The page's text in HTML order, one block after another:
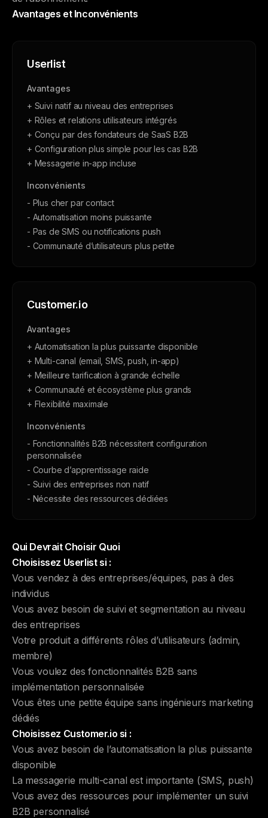
Avantages et Inconvénients
Userlist
Avantages
+ Suivi natif au niveau des entreprises
+ Rôles et relations utilisateurs intégrés
+ Conçu par des fondateurs de SaaS B2B
+ Configuration plus simple pour les cas B2B
+ Messagerie in-app incluse
Inconvénients
- Plus cher par contact
- Automatisation moins puissante
- Pas de SMS ou notifications push
- Communauté d’utilisateurs plus petite
Customer.io
Avantages
+ Automatisation la plus puissante disponible
+ Multi-canal (email, SMS, push, in-app)
+ Meilleure tarification à grande échelle
+ Communauté et écosystème plus grands
+ Flexibilité maximale
Inconvénients
- Fonctionnalités B2B nécessitent configuration
personnalisée
- Courbe d’apprentissage raide
- Suivi des entreprises non natif
- Nécessite des ressources dédiées
Qui Devrait Choisir Quoi
Choisissez Userlist si :
Vous vendez à des entreprises/équipes, pas à des
individus
Vous avez besoin de suivi et segmentation au niveau
des entreprises
Votre produit a différents rôles d’utilisateurs (admin,
membre)
Vous voulez des fonctionnalités B2B sans
implémentation personnalisée
Vous êtes une petite équipe sans ingénieurs marketing
dédiés
Choisissez Customer.io si :
Vous avez besoin de l’automatisation la plus puissante
disponible
La messagerie multi-canal est importante (SMS, push)
Vous avez des ressources pour implémenter un suivi
B2B personnalisé